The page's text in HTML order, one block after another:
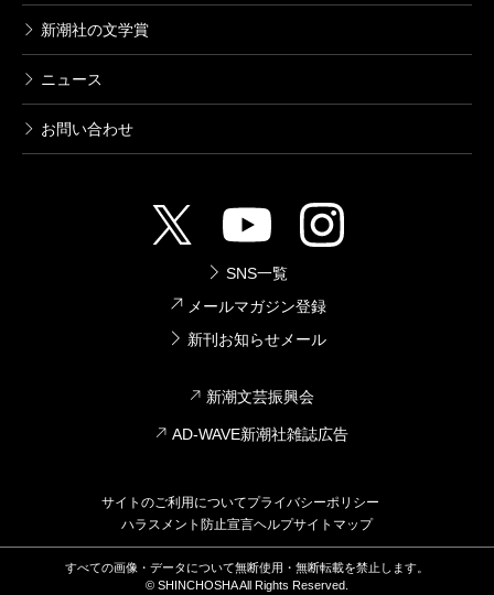
新潮社の文学賞
ニュース
お問い合わせ
SNS一覧
メールマガジン登録
新刊お知らせメール
新潮文芸振興会
AD-WAVE新潮社雑誌広告
サイトのご利用についてプライバシーポリシー
ハラスメント防止宣言ヘルプサイトマップ
すべての画像・データについて無断使用・無断転載を禁止します。
© SHINCHOSHA All Rights Reserved.